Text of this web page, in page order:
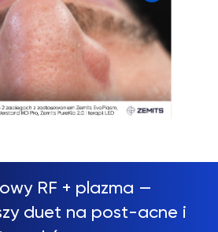
RF + plazma —
duet na post-acne i